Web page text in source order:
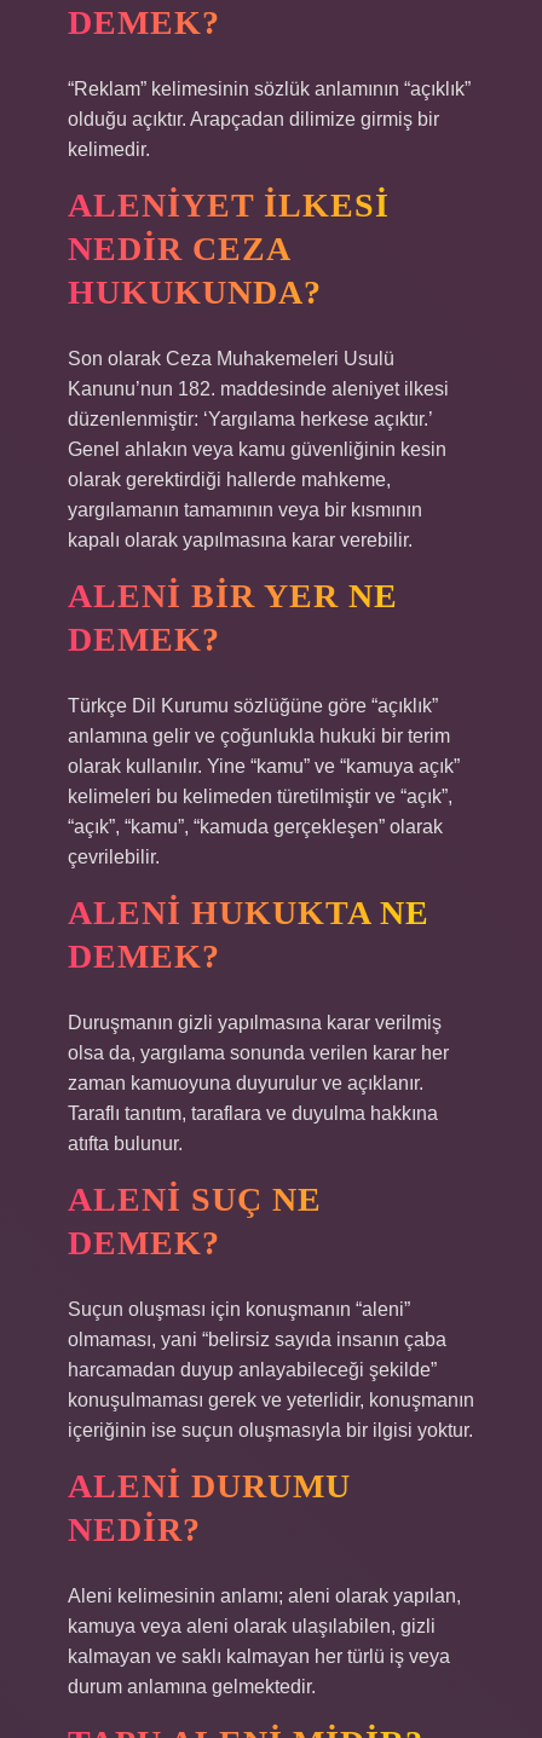
DEMEK?
“Reklam” kelimesinin sözlük anlamının “açıklık”
olduğu açıktır. Arapçadan dilimize girmiş bir
kelimedir.
ALENIYET ILKESI
NEDIR CEZA
HUKUKUNDA?
Son olarak Ceza Muhakemeleri Usulü
Kanunu’nun 182. maddesinde aleniyet ilkesi
düzenlenmiştir: ‘Yargılama herkese açıktır.’
Genel ahlakın veya kamu güvenliğinin kesin
olarak gerektirdiği hallerde mahkeme,
yargılamanın tamamının veya bir kısmının
kapalı olarak yapılmasına karar verebilir.
ALENI BIR YER NE
DEMEK?
Türkçe Dil Kurumu sözlüğüne göre “açıklık”
anlamına gelir ve çoğunlukla hukuki bir terim
olarak kullanılır. Yine “kamu” ve “kamuya açık”
kelimeleri bu kelimeden türetilmiştir ve “açık”,
“açık”, “kamu”, “kamuda gerçekleşen” olarak
çevrilebilir.
ALENI HUKUKTA NE
DEMEK?
Duruşmanın gizli yapılmasına karar verilmiş
olsa da, yargılama sonunda verilen karar her
zaman kamuoyuna duyurulur ve açıklanır.
Taraflı tanıtım, taraflara ve duyulma hakkına
atıfta bulunur.
ALENI SUÇ NE
DEMEK?
Suçun oluşması için konuşmanın “aleni”
olmaması, yani “belirsiz sayıda insanın çaba
harcamadan duyup anlayabileceği şekilde”
konuşulmaması gerek ve yeterlidir, konuşmanın
içeriğinin ise suçun oluşmasıyla bir ilgisi yoktur.
ALENI DURUMU
NEDIR?
Aleni kelimesinin anlamı; aleni olarak yapılan,
kamuya veya aleni olarak ulaşılabilen, gizli
kalmayan ve saklı kalmayan her türlü iş veya
durum anlamına gelmektedir.